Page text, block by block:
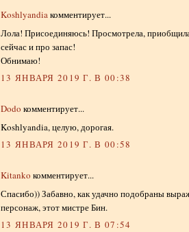
Koshlyandiaкомментирует...
Лола! Присоединяюсь! Просмотрела,
сейчас и про запас!
Обнимаю!
13 ЯНВАРЯ 2019 Г. В 00:38
Dodo комментирует...
Koshlyandia, целую, дорогая.
13 ЯНВАРЯ 2019 Г. В 00:58
Kitanko комментирует...
Спасибо)) Забавно, как удачно подобраны
персонаж, этот мистре Бин.
13 ЯНВАРЯ 2019 Г. В 07:54